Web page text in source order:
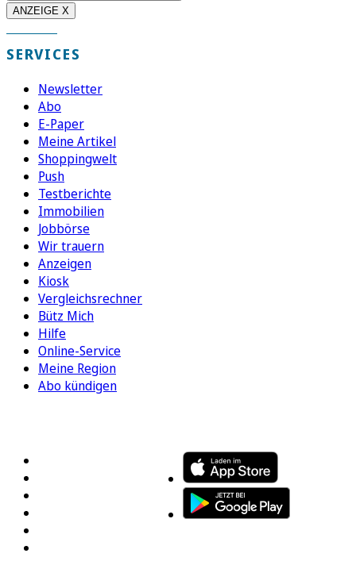
ANZEIGE X
SERVICES
Newsletter
Abo
E-Paper
Meine Artikel
Shoppingwelt
Push
Testberichte
Immobilien
Jobbörse
Wir trauern
Anzeigen
Kiosk
Vergleichsrechner
Bütz Mich
Hilfe
Online-Service
Meine Region
Abo kündigen